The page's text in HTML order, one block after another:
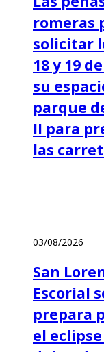
romeras
solicitar
18 y 19
su
parque
II para
las
03/08/2026
San
Escorial
prepara
el